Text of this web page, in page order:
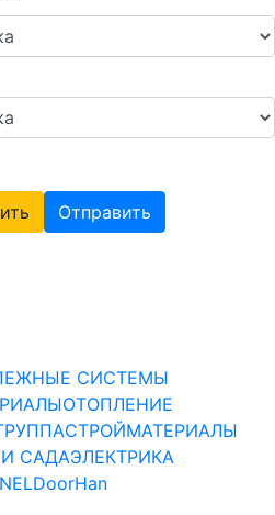
Отправить
СИСТЕМЫ
ОТОПЛЕНИЕ
СТРОЙМАТЕРИАЛЫ
САДАЭЛЕКТРИКА
DoorHan